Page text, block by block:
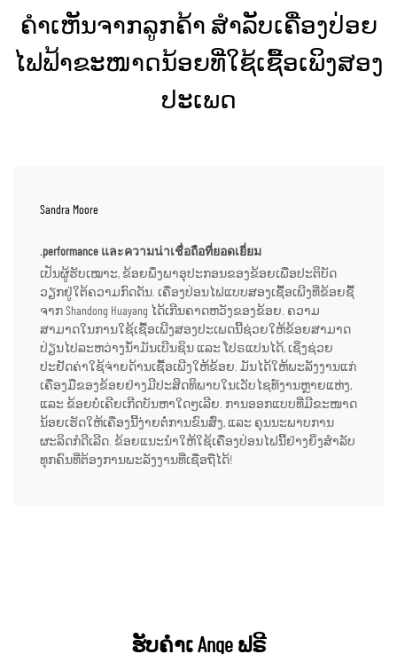
ຄຳເຫັນຈາກລູກຄ້າ ສຳລັບເຄື່ອງປ່ອຍ
ໄຟຟ້າຂະໜາດນ້ອຍທີ່ໃຊ້ເຊື້ອເພິງສອງ
ປະເພດ
Sandra Moore
.performance และความน่าเชื่อถือที่ยอดเยี่ยม
ເປັນຜູ້ຮັບເໝາະ, ຂ້ອຍພຶ່ງພາອຸປະກອນຂອງຂ້ອຍເພື່ອປະຕິບັດ
ວຽກຢູ່ໃຕ້ຄວາມກົດດັນ. ເຄື່ອງປ່ອນໄຟແບບສອງເຊື້ອເພີງທີ່ຂ້ອຍຊື້
ຈາກ Shandong Huayang ໄດ້ເກີນຄາດຫວັງຂອງຂ້ອຍ. ຄວາມ
ສາມາດໃນການໃຊ້ເຊື້ອເພີງສອງປະເພດນີ້ຊ່ວຍໃຫ້ຂ້ອຍສາມາດ
ປ່ຽນໄປລະຫວ່າງນ້ຳມັນເບີນຊິນ ແລະ ໂປຣແປນໄດ້, ເຊິ່ງຊ່ວຍ
ປະຢັດຄ່າໃຊ້ຈ່າຍດ້ານເຊື້ອເພີງໃຫ້ຂ້ອຍ. ມັນໄດ້ໃຫ້ພະລັງງານແກ່
ເຄື່ອງມືຂອງຂ້ອຍຢ່າງມີປະສິດທິພາບໃນເວັບໄຊທ໌ງານຫຼາຍແຫ່ງ,
ແລະ ຂ້ອຍບໍ່ເຄີຍເກີດບັນຫາໃດໆເລີຍ. ການອອກແບບທີ່ມີຂະໜາດ
ນ້ອຍເຮັດໃຫ້ເຄື່ອງນີ້ງ່າຍຕໍ່ການຂົນສົ່ງ, ແລະ ຄຸນນະພາບການ
ຜະລິດກໍດີເລີດ. ຂ້ອຍແນະນຳໃຫ້ໃຊ້ເຄື່ອງປ່ອນໄຟນີ້ຢ່າງຍິ່ງສຳລັບ
ທຸກຄົນທີ່ຕ້ອງການພະລັງງານທີ່ເຊື່ອຖືໄດ້!
ຮັບຄຳເ Ange ຟຣີ